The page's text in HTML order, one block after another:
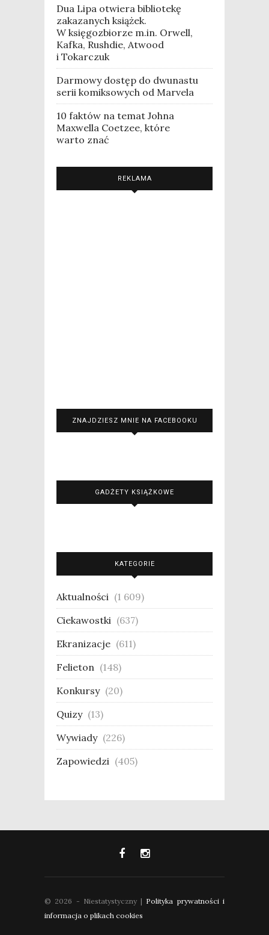
Dua Lipa otwiera bibliotekę
zakazanych książek.
W księgozbiorze m.in. Orwell,
Kafka, Rushdie, Atwood
i Tokarczuk
Darmowy dostęp do dwunastu
serii komiksowych od Marvela
10 faktów na temat Johna
Maxwella Coetzee, które
warto znać
REKLAMA
ZNAJDZIESZ MNIE NA FACEBOOKU
GADŻETY KSIĄŻKOWE
KATEGORIE
Aktualności (1 609)
Ciekawostki (637)
Ekranizacje (611)
Felieton (148)
Konkursy (20)
Quizy (13)
Wywiady (226)
Zapowiedzi (405)
© 2026 - Niestatystyczny | Polityka prywatności i
informacja o plikach cookies